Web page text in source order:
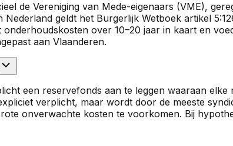
de Vereniging van Mede-eigenaars (VME),
Nederland geldt het Burgerlijk Wetboek artikel
over 10–20 jaar in kaart en
aan Vlaanderen.
een reservefonds aan te leggen waaraan
verplicht, maar wordt door de meeste
onverwachte kosten te voorkomen. Bij